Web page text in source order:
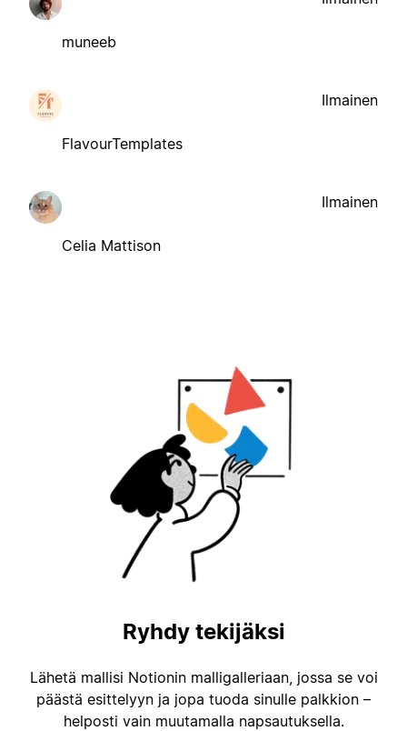
muneeb
FlavourTemplates
Ilmainen
Celia Mattison
Ilmainen
Ryhdy tekijäksi
Lähetä mallisi Notionin malligalleriaan, jossa se voi
päästä esittelyyn ja jopa tuoda sinulle palkkion –
helposti vain muutamalla napsautuksella.